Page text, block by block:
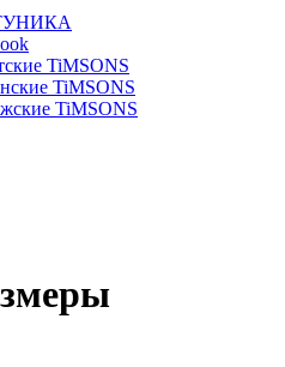
TiMSONS
TiMSONS
TiMSONS